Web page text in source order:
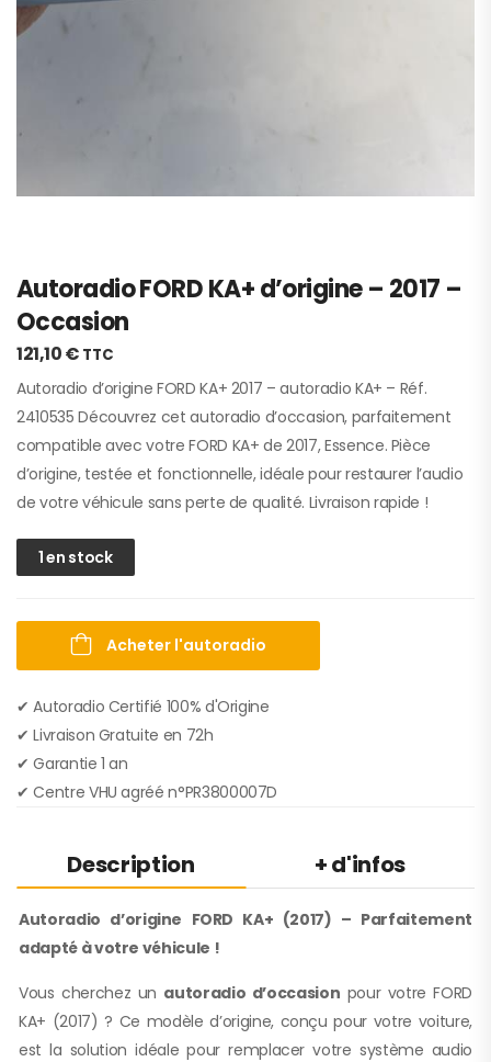
Autoradio FORD KA+ d’origine – 2017 –
Occasion
121,10€ TTC
Autoradio d’origine FORD KA+ 2017 – autoradio KA+ – Réf.
2410535 Découvrez cet autoradio d’occasion, parfaitement
compatible avec votre FORD KA+ de 2017, Essence. Pièce
d’origine, testée et fonctionnelle, idéale pour restaurer l’audio
de votre véhicule sans perte de qualité. Livraison rapide !
1 en stock
Acheter l'autoradio
✔ Autoradio Certifié 100% d'Origine
✔︎ Livraison Gratuite en 72h
✔︎ Garantie 1 an
✔︎ Centre VHU agréé n°PR3800007D
Description + d'infos
Autoradio d’origine FORD KA+ (2017) – Parfaitement
adapté à votre véhicule !
Vous cherchez un autoradio d’occasion pour votre FORD
KA+ (2017) ? Ce modèle d’origine, conçu pour votre voiture,
est la solution idéale pour remplacer votre système audio